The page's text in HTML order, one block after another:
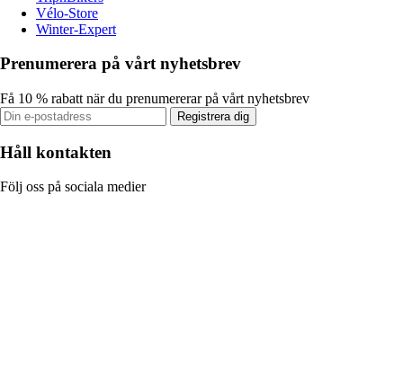
Vélo-Store
Winter-Expert
Prenumerera på vårt nyhetsbrev
Få 10 % rabatt när du prenumererar på vårt nyhetsbrev
Registrera dig
Håll kontakten
Följ oss på sociala medier